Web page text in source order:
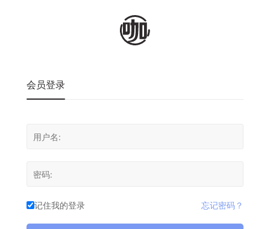
会员登录
记住我的登录 忘记密码？